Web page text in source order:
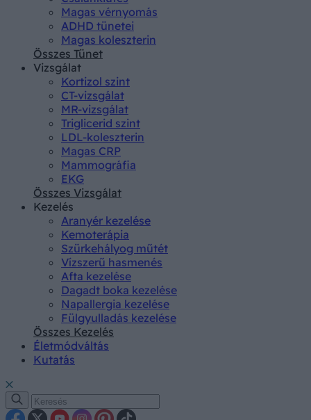
Magas vérnyomás
ADHD tünetei
Magas koleszterin
Összes Tünet
Vizsgálat
Kortizol szint
CT-vizsgálat
MR-vizsgálat
Triglicerid szint
LDL-koleszterin
Magas CRP
Mammográfia
EKG
Összes Vizsgálat
Kezelés
Aranyér kezelése
Kemoterápia
Szürkehályog műtét
Vízszerű hasmenés
Afta kezelése
Dagadt boka kezelése
Napallergia kezelése
Fülgyulladás kezelése
Összes Kezelés
Életmódváltás
Kutatás